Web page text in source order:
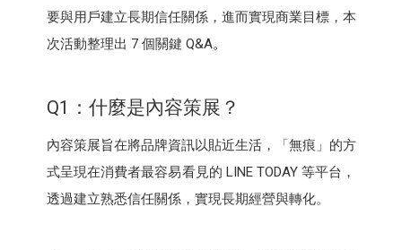
要與用戶建立長期信任關係，進而實現商業目標，本
次活動整理出 7 個關鍵 Q&A。
Q1：什麼是內容策展？
內容策展旨在將品牌資訊以貼近生活，「無痕」的方
式呈現在消費者最容易看見的 LINE TODAY 等平台，
透過建立熟悉信任關係，實現長期經營與轉化。